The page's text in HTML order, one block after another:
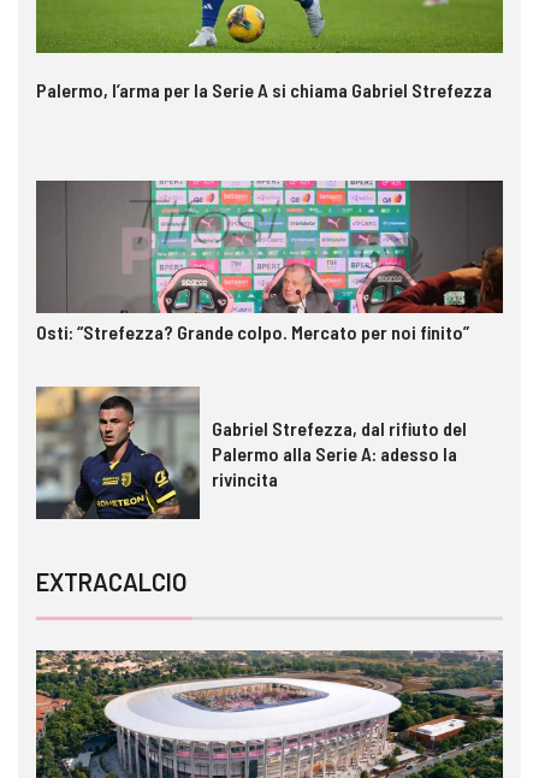
Palermo, l’arma per la Serie A si chiama Gabriel Strefezza
Osti: “Strefezza? Grande colpo. Mercato per noi finito”
Gabriel Strefezza, dal rifiuto del
Palermo alla Serie A: adesso la
rivincita
EXTRACALCIO